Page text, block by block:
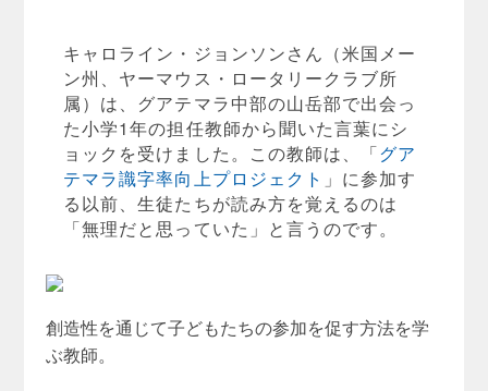
キャロライン・ジョンソンさん（米国メー
ン州、ヤーマウス・ロータリークラブ所
属）は、グアテマラ中部の山岳部で出会っ
た小学1年の担任教師から聞いた言葉にシ
ョックを受けました。この教師は、「グア
テマラ識字率向上プロジェクト 」に参加す
る以前、生徒たちが読み方を覚えるのは
「無理だと思っていた」と言うのです。
創造性を通じて子どもたちの参加を促す方法を学
ぶ教師。